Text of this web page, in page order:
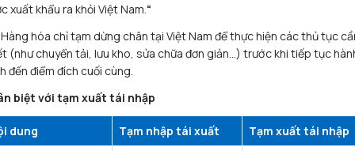
xuất khẩu ra khỏi Việt Nam. “
hóa chỉtạm dừng chân tại Việt Nam để thực hiện các thủ tục
(như chuyển tải, lưu kho, sửa chữa đơn giản…) trước khi tiếp tục
đến điểm đích cuối cùng.
biệt với tạm xuất tái nhập
dung Tạm nhập tái xuất Tạm xuất tái nhập